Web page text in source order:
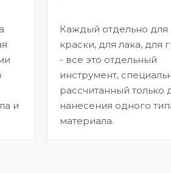
и
Каждый отдельно для
краски, для лака, для
- все это отдельный
инструмент,
рассчитанный только
нанесения одного
материала.